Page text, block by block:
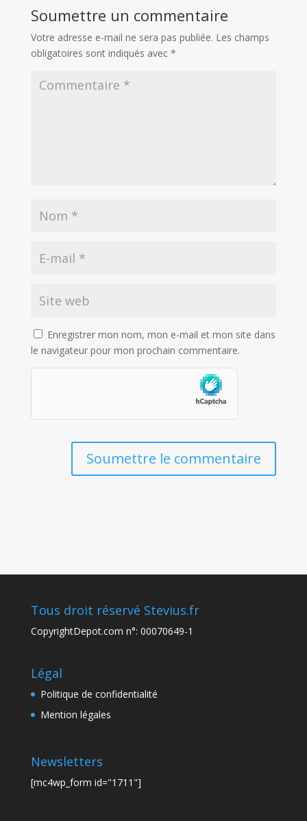
Soumettre un commentaire
Votre adresse e-mail ne sera pas publiée. Les champs
obligatoires sont indiqués avec *
Enregistrer mon nom, mon e-mail et mon site dans
le navigateur pour mon prochain commentaire.
Soumettre le commentaire
Tous droit réservé Stevius.fr
CopyrightDepot.com n°: 00070649-1
Légal
Politique de confidentialité
Mention légales
Newsletters
[mc4wp_form id="1711"]